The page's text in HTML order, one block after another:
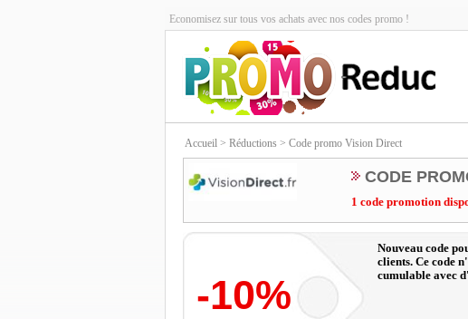
Economisez sur tous vos achats avec nos codes promo !
Accueil > Réductions > Code promo Vision Direct
CODE
1 code promotion
-10%
Nouveau code
clients. Ce code
cumulable avec
l'interdiction de
codes trouvés